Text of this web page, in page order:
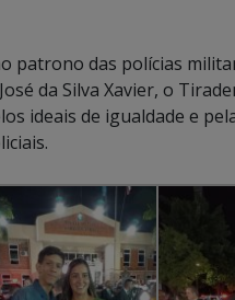
patrono das polícias
da Silva Xavier, o
ideais de igualdade e